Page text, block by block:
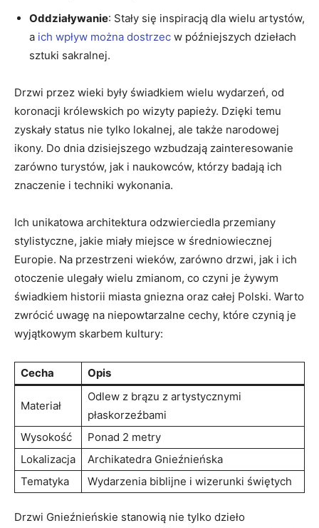
Oddziaływanie: Stały się inspiracją​ dla wielu artystów,
a ich wpływ można dostrzec ​ w późniejszych dziełach
sztuki ⁣sakralnej.
Drzwi przez wieki były ⁤świadkiem wielu wydarzeń, od
koronacji królewskich⁤ po⁤ wizyty papieży. Dzięki temu
zyskały status nie tylko ‍lokalnej, ale ​także​ narodowej
ikony. Do dnia dzisiejszego wzbudzają zainteresowanie
zarówno turystów, jak i naukowców, którzy badają ich
znaczenie i techniki wykonania.
Ich unikatowa architektura ⁣odzwierciedla przemiany
stylistyczne, jakie miały miejsce w średniowiecznej
Europie. Na przestrzeni wieków, zarówno drzwi, ‌jak i ich
otoczenie ulegały wielu zmianom, ⁢co czyni je żywym
świadkiem historii miasta gniezna oraz całej Polski. ⁢Warto
zwrócić⁤ uwagę na niepowtarzalne cechy, które czynią je
wyjątkowym skarbem kultury:
Cecha Opis
Materiał
Odlew z brązu z artystycznymi
płaskorzeźbami
Wysokość
Ponad 2 metry
Lokalizacja
Archikatedra ⁢Gnieźnieńska
Tematyka
Wydarzenia biblijne i wizerunki świętych
Drzwi Gnieźnieńskie stanowią nie tylko dzieło